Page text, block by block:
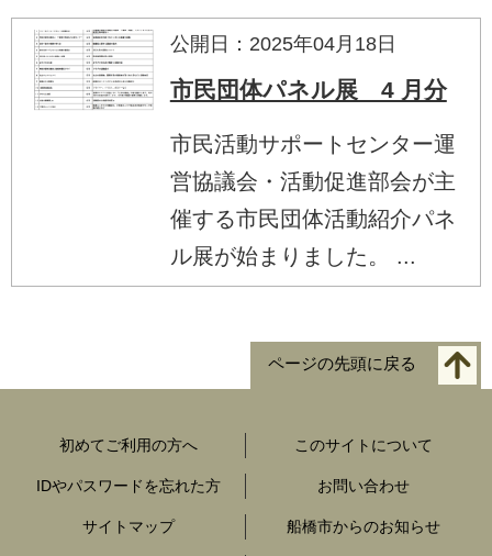
公開日：2025年04月18日
市民団体パネル展 4 月分
市民活動サポートセンター運
営協議会・活動促進部会が主
催する市民団体活動紹介パネ
ル展が始まりました。 ...
ページの先頭に戻る
初めてご利用の方へ このサイトについて
IDやパスワードを忘れた方 お問い合わせ
サイトマップ 船橋市からのお知らせ